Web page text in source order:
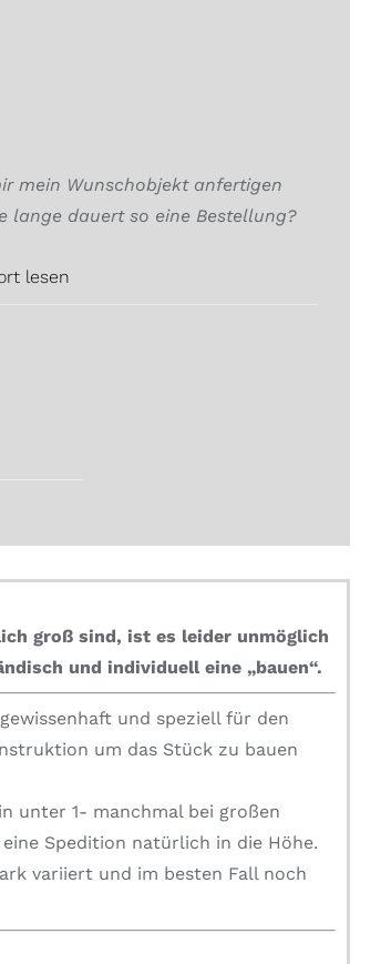
mein Wunschobjekt anfertigen
lange dauert so eine Bestellung?
lesen
groß sind, ist es leider unmöglich
und individuell eine „bauen“.
und speziell für den
um das Stück zu bauen
unter 1- manchmal bei großen
Spedition natürlich in die Höhe.
variiert und im besten Fall noch